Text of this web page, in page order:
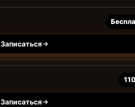
Записаться
Записаться